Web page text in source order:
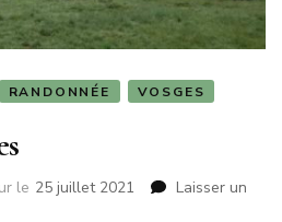
RANDONNÉE VOSGES
le 25 juillet 2021
Laisser un